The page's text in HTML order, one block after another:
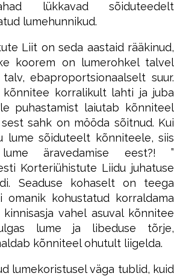
lükkavad sõiduteedelt
lumehunnikud.
Liit on seda aastaid rääkinud,
koorem on lumerohkel talvel
ebaproportsionaalselt suur.
kõnnitee korralikult lahti ja juba
puhastamist laiutab kõnniteel
sahk on mööda sõitnud. Kui
lume sõiduteelt kõnniteele, siis
äravedamise eest?! ”
Korteriühistute Liidu juhatuse
Seaduse kohaselt on teega
omanik kohustatud korraldama
vahel asuval kõnnitee
lume ja libeduse tõrje,
kõnniteel ohutult liigelda.
lumekoristusel väga tublid, kuid